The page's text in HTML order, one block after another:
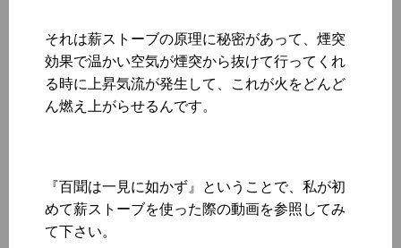
それは薪ストーブの原理に秘密があって、煙突
効果で温かい空気が煙突から抜けて行ってくれ
る時に上昇気流が発生して、これが火をどんど
ん燃え上がらせるんです。
『百聞は一見に如かず』ということで、私が初
めて薪ストーブを使った際の動画を参照してみ
て下さい。